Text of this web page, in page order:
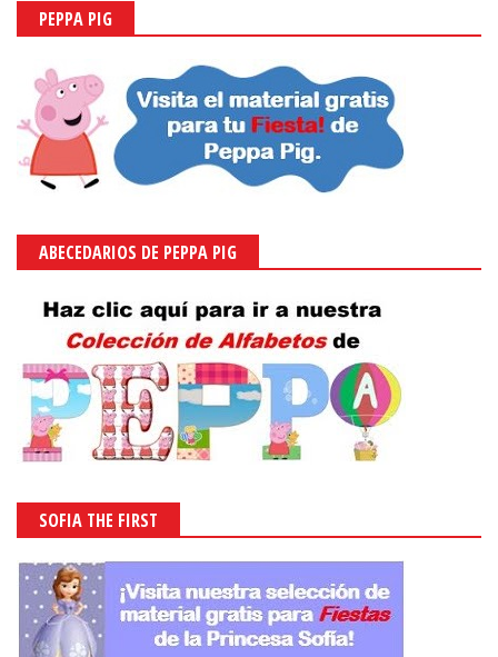
PEPPA PIG
ABECEDARIOS DE PEPPA PIG
SOFIA THE FIRST